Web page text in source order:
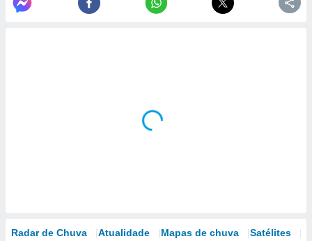
Radar de Chuva Atualidade Mapas de chuva Satélites